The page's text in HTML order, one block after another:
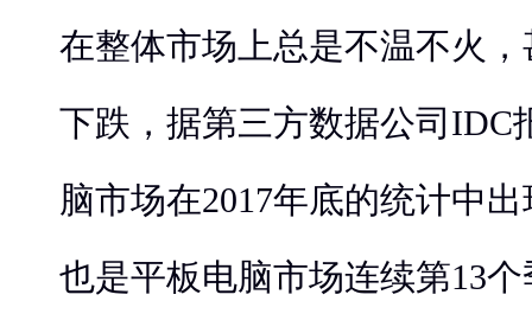
在整体市场上总是不温不火
下跌，据第三方数据公司IDC
脑市场在2017年底的统计中
也是平板电脑市场连续第13